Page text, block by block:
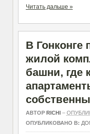
Читать дальше »
В Гонконге
жилой
башни, где
АВТОР RICHI –
ОПУБЛИКОВАНО В: